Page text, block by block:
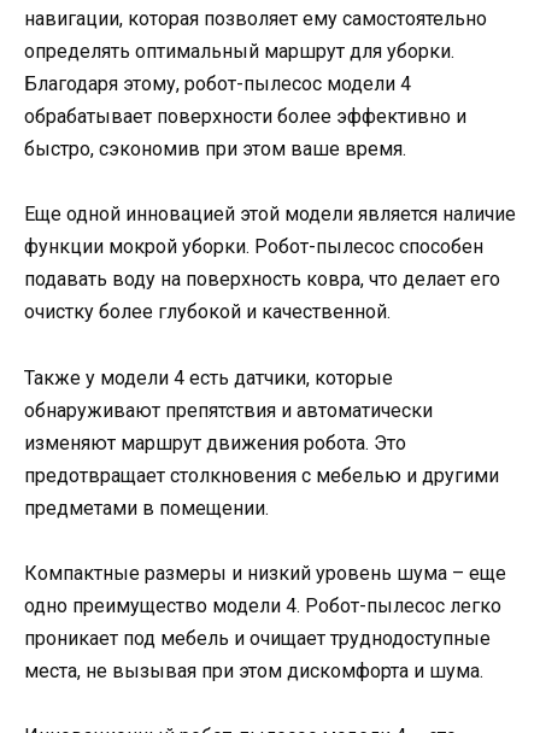
навигации, которая позволяет ему самостоятельно
определять оптимальный маршрут для уборки.
Благодаря этому, робот-пылесос модели 4
обрабатывает поверхности более эффективно и
быстро, сэкономив при этом ваше время.
Еще одной инновацией этой модели является наличие
функции мокрой уборки. Робот-пылесос способен
подавать воду на поверхность ковра, что делает его
очистку более глубокой и качественной.
Также у модели 4 есть датчики, которые
обнаруживают препятствия и автоматически
изменяют маршрут движения робота. Это
предотвращает столкновения с мебелью и другими
предметами в помещении.
Компактные размеры и низкий уровень шума – еще
одно преимущество модели 4. Робот-пылесос легко
проникает под мебель и очищает труднодоступные
места, не вызывая при этом дискомфорта и шума.